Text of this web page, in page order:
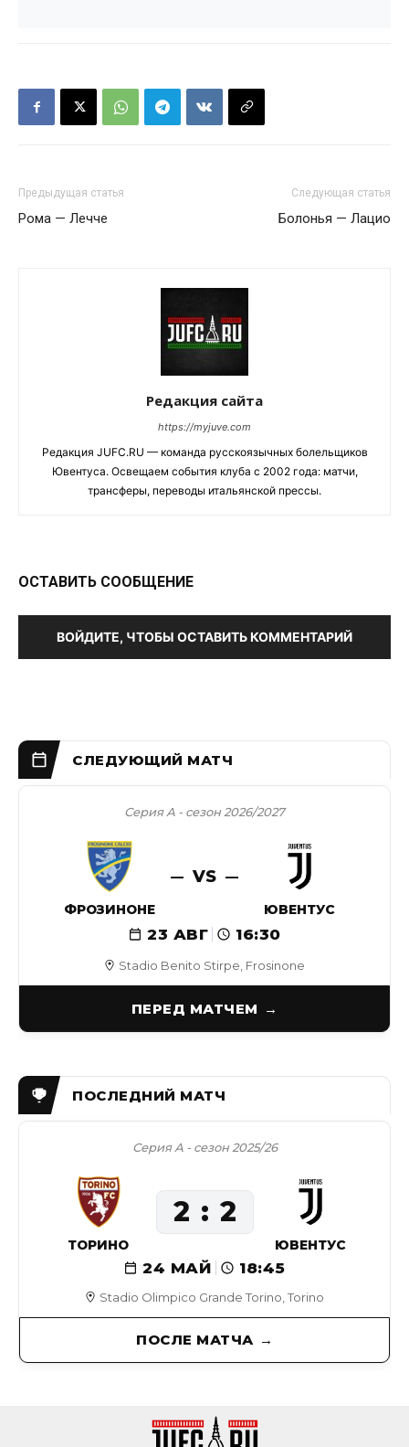
Предыдущая статья
Рома — Лечче
Следующая статья
Болонья — Лацио
Редакция сайта
https://myjuve.com
Редакция JUFC.RU — команда русскоязычных болельщиков
Ювентуса. Освещаем события клуба с 2002 года: матчи,
трансферы, переводы итальянской прессы.
ОСТАВИТЬ СООБЩЕНИЕ
ВОЙДИТЕ, ЧТОБЫ ОСТАВИТЬ КОММЕНТАРИЙ
Stadio Benito Stirpe, Frosinone
Серия А - сезон 2026/2027
ФРОЗИНОНЕ
VS
ЮВЕНТУС
23 АВГ 16:30
ПЕРЕД МАТЧЕМ
Stadio Olimpico Grande Torino, Torino
Серия А - сезон 2025/26
24 МАЙ 18:45
ТОРИНО
2 2
ЮВЕНТУС
ПОСЛЕ МАТЧА